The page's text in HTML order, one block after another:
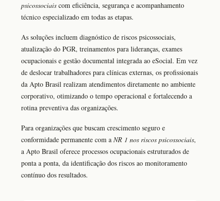
psicossociais com eficiência, segurança e acompanhamento
técnico especializado em todas as etapas.
As soluções incluem diagnóstico de riscos psicossociais,
atualização do PGR, treinamentos para lideranças, exames
ocupacionais e gestão documental integrada ao eSocial. Em vez
de deslocar trabalhadores para clínicas externas, os profissionais
da Apto Brasil realizam atendimentos diretamente no ambiente
corporativo, otimizando o tempo operacional e fortalecendo a
rotina preventiva das organizações.
Para organizações que buscam crescimento seguro e
conformidade permanente com a NR 1 nos riscos psicossociais,
a Apto Brasil oferece processos ocupacionais estruturados de
ponta a ponta, da identificação dos riscos ao monitoramento
contínuo dos resultados.